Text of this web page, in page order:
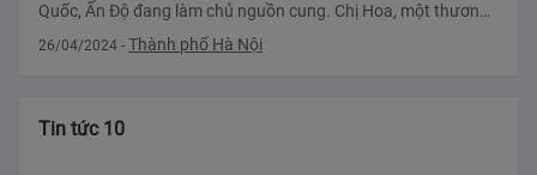
Quốc, Ấn Độ đang làm chủ nguồn cung. Chị Hoa, một thương
lái chuyên thu mua thanh long
26/04/2024 - Thành phố Hà Nội
Tin tức 10